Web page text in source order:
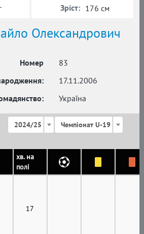
Олександрович
Номер
83
17.11.2006
Україна
Зріст: 176 см
2024/25 Чемпіонат U-19
хв. на
полі
17